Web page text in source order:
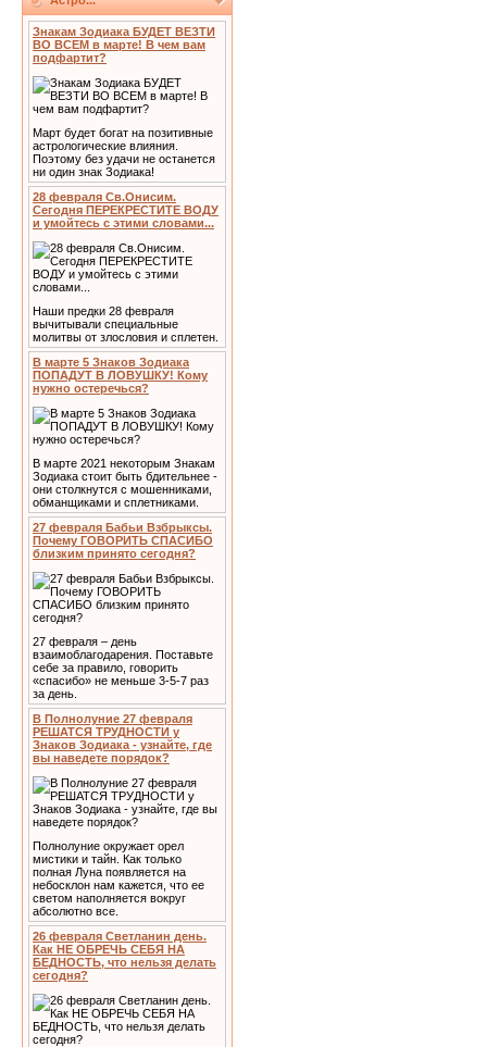
Знакам Зодиака БУДЕТ ВЕЗТИ
ВО ВСЕМ в марте! В чем вам
подфартит?
Март будет богат на позитивные
астрологические влияния.
Поэтому без удачи не останется
ни один знак Зодиака!
28 февраля Св.Онисим.
Сегодня ПЕРЕКРЕСТИТЕ ВОДУ
и умойтесь с этими словами...
Наши предки 28 февраля
вычитывали специальные
молитвы от злословия и сплетен.
В марте 5 Знаков Зодиака
ПОПАДУТ В ЛОВУШКУ! Кому
нужно остеречься?
В марте 2021 некоторым Знакам
Зодиака стоит быть бдительнее -
они столкнутся с мошенниками,
обманщиками и сплетниками.
27 февраля Бабьи Взбрыксы.
Почему ГОВОРИТЬ СПАСИБО
близким принято сегодня?
27 февраля – день
взаимоблагодарения. Поставьте
себе за правило, говорить
«спасибо» не меньше 3-5-7 раз
за день.
В Полнолуние 27 февраля
РЕШАТСЯ ТРУДНОСТИ у
Знаков Зодиака - узнайте, где
вы наведете порядок?
Полнолуние окружает орел
мистики и тайн. Как только
полная Луна появляется на
небосклон нам кажется, что ее
светом наполняется вокруг
абсолютно все.
26 февраля Светланин день.
Как НЕ ОБРЕЧЬ СЕБЯ НА
БЕДНОСТЬ, что нельзя делать
сегодня?